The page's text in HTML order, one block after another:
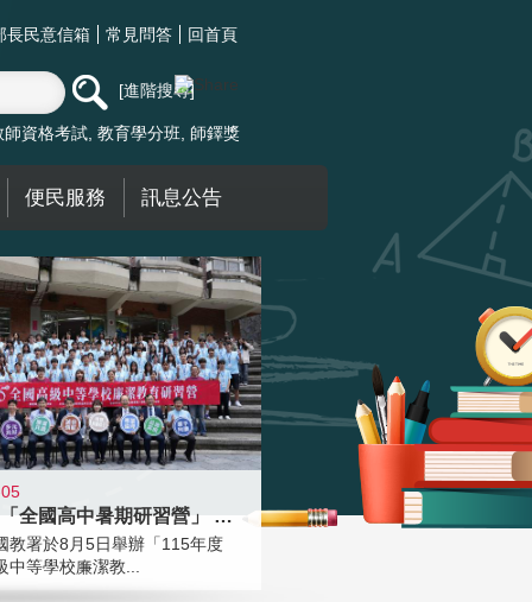
長民意信箱 常見問答 回首頁
進階搜尋
師資格考試 教育學分班 師鐸獎
便民服務 訊息公告
國教署「全國高中暑期研習營」 以多
教署於8月5日舉辦「115年度
中等學校廉潔教...